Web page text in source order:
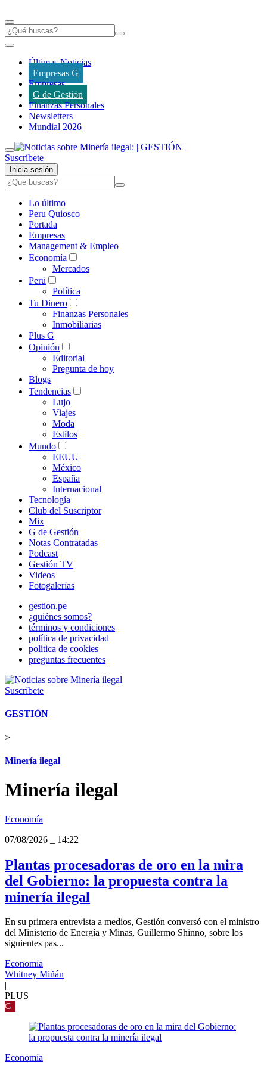
Últimas Noticias
Empresas G
Empresas
G de Gestión
Finanzas Personales
Newsletters
Mundial 2026
Suscríbete
Inicia sesión
Lo último
Peru Quiosco
Portada
Empresas
Management & Empleo
Economía
Mercados
Perú
Política
Tu Dinero
Finanzas Personales
Inmobiliarias
Plus G
Opinión
Editorial
Pregunta de hoy
Blogs
Tendencias
Lujo
Viajes
Moda
Estilos
Mundo
EEUU
México
España
Internacional
Tecnología
Club del Suscriptor
Mix
G de Gestión
Notas Contratadas
Podcast
Gestión TV
Videos
Fotogalerías
gestion.pe
¿quiénes somos?
términos y condiciones
política de privacidad
politica de cookies
preguntas frecuentes
Suscríbete
GESTIÓN
>
Minería ilegal
Minería ilegal
Economía
07/08/2026
14:22
Plantas procesadoras de oro en la mira
del Gobierno: la propuesta contra la
minería ilegal
En su primera entrevista a medios, Gestión conversó con el ministro
del Ministerio de Energía y Minas, Guillermo Shinno, sobre los
siguientes pas...
Economía
Whitney Miñán
PLUS
G
Economía